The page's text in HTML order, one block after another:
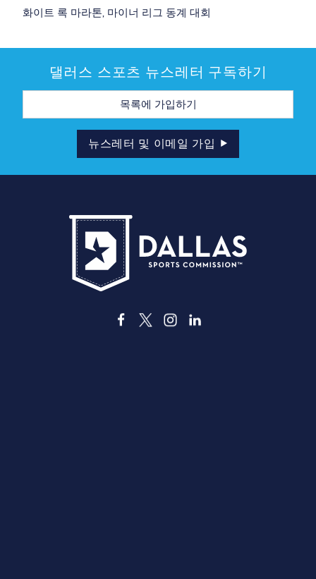
화이트 록 마라톤, 마이너 리그 동계 대회
댈러스 스포츠 뉴스레터 구독하기
이
일
뉴스레터 및 이메일 가입